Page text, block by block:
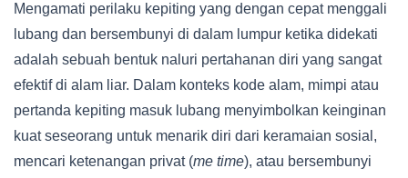
Mengamati perilaku kepiting yang dengan cepat menggali
lubang dan bersembunyi di dalam lumpur ketika didekati
adalah sebuah bentuk naluri pertahanan diri yang sangat
efektif di alam liar. Dalam konteks kode alam, mimpi atau
pertanda kepiting masuk lubang menyimbolkan keinginan
kuat seseorang untuk menarik diri dari keramaian sosial,
mencari ketenangan privat (me time), atau bersembunyi